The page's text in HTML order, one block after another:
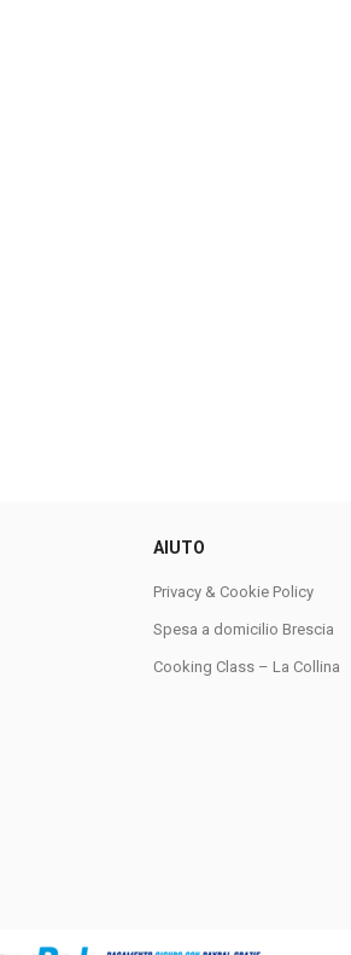
AIUTO
Privacy & Cookie Policy
Spesa a domicilio Brescia
Cooking Class – La Collina